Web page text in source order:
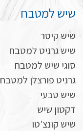
שיש למטבח
שיש קיסר
שיש גרניט למטבח
סוגי שיש למטבח
גרניט פורצלן למטבח
שיש טבעי
דקטון שיש
שיש קונצ'טו